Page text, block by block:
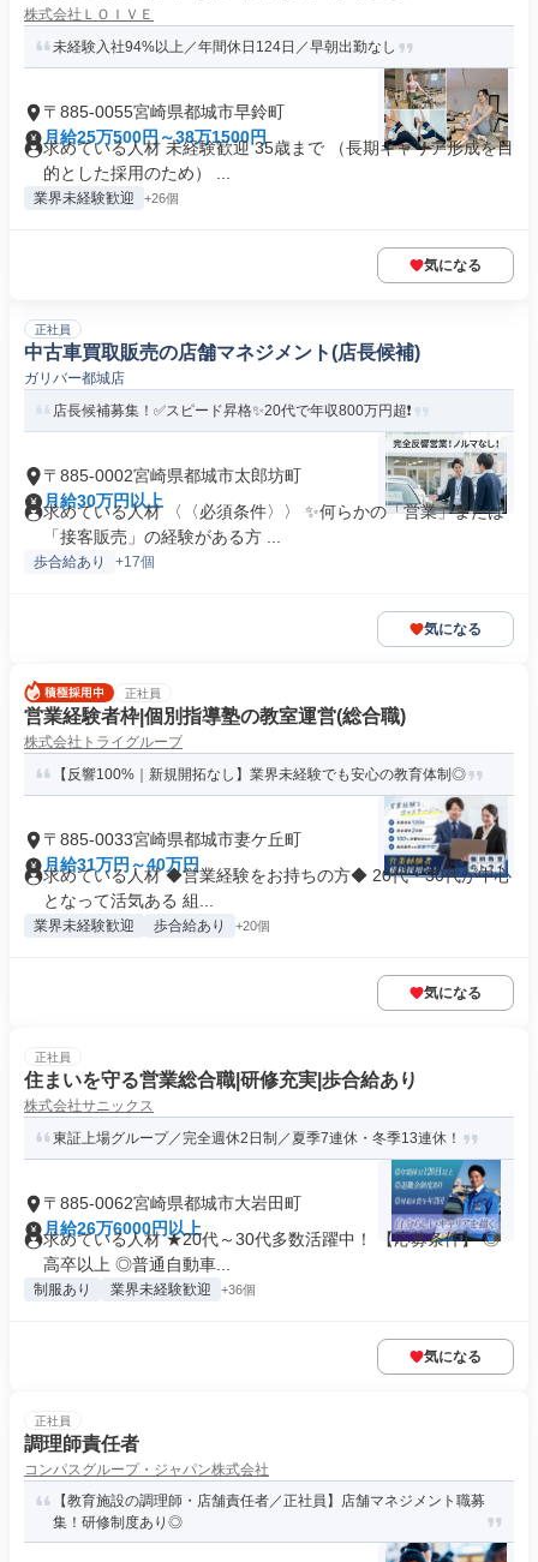
株式会社ＬＯＩＶＥ
未経験入社94%以上／年間休日124日／早朝出勤なし
〒885-0055宮崎県都城市早鈴町
月給25万500円～38万1500円
求めている人材 未経験歓迎 35歳まで （長期キャリア形成を目
的とした採用のため） ...
業界未経験歓迎 +26個
気になる
正社員
中古車買取販売の店舗マネジメント(店長候補)
ガリバー都城店
店長候補募集！✅️スピード昇格✨20代で年収800万円超❗️
〒885-0002宮崎県都城市太郎坊町
月給30万円以上
求めている人材 〈〈必須条件〉〉 ✨何らかの「営業」または
「接客販売」の経験がある方 ...
歩合給あり +17個
気になる
正社員
営業経験者枠|個別指導塾の教室運営(総合職)
株式会社トライグループ
【反響100%｜新規開拓なし】業界未経験でも安心の教育体制◎
〒885-0033宮崎県都城市妻ケ丘町
月給31万円～40万円
求めている人材 ◆営業経験をお持ちの方◆ 20代・30代が中心
となって活気ある 組...
業界未経験歓迎 歩合給あり +20個
気になる
正社員
住まいを守る営業総合職|研修充実|歩合給あり
株式会社サニックス
東証上場グループ／完全週休2日制／夏季7連休・冬季13連休！
〒885-0062宮崎県都城市大岩田町
月給26万6000円以上
求めている人材 ★20代～30代多数活躍中！ 【応募条件】 ◎
高卒以上 ◎普通自動車...
制服あり 業界未経験歓迎 +36個
気になる
正社員
調理師責任者
コンパスグループ・ジャパン株式会社
【教育施設の調理師・店舗責任者／正社員】店舗マネジメント職募
集！研修制度あり◎